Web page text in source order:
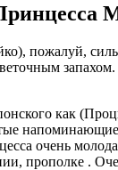
пожалуй,
как
очень
прополке .